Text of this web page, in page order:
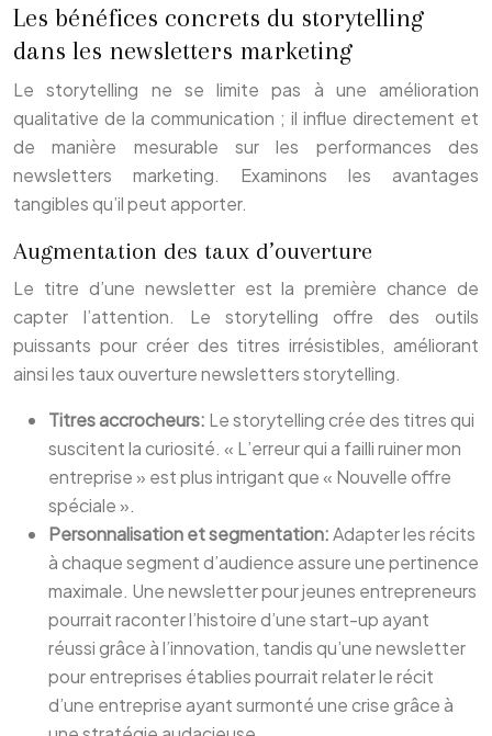
Les bénéfices concrets du storytelling
dans les newsletters marketing
Le storytelling ne se limite pas à une amélioration
qualitative de la communication ; il influe directement et
de manière mesurable sur les performances des
newsletters marketing. Examinons les avantages
tangibles qu’il peut apporter.
Augmentation des taux d’ouverture
Le titre d’une newsletter est la première chance de
capter l’attention. Le storytelling offre des outils
puissants pour créer des titres irrésistibles, améliorant
ainsi les taux ouverture newsletters storytelling.
Titres accrocheurs: Le storytelling crée des titres qui
suscitent la curiosité. « L’erreur qui a failli ruiner mon
entreprise » est plus intrigant que « Nouvelle offre
spéciale ».
Personnalisation et segmentation:Adapter les récits
à chaque segment d’audience assure une pertinence
maximale. Une newsletter pour jeunes entrepreneurs
pourrait raconter l’histoire d’une start-up ayant
réussi grâce à l’innovation, tandis qu’une newsletter
pour entreprises établies pourrait relater le récit
d’une entreprise ayant surmonté une crise grâce à